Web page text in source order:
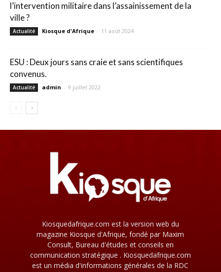
l’intervention militaire dans l’assainissement de la
ville ?
Actualité Kiosque d'Afrique - 11 août 2024
ESU : Deux jours sans craie et sans scientifiques
convenus.
Actualité admin - 9 juillet 2022
Kiosquedafrique.com est la version web du
magazine Kiosque d'Afrique, fondé par Maxim
Consult, Bureau d'études et conseils en
communication stratégique . Kiosquedafrique.com
est un média d'informations générales de la RDC